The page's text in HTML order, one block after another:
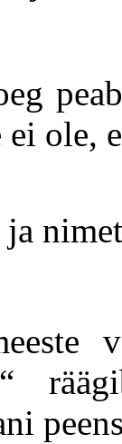
ole,
ja